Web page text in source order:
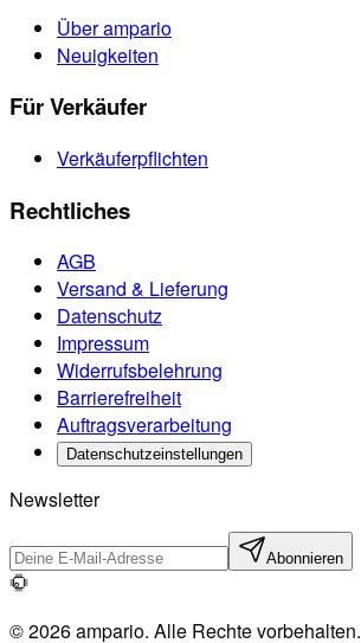
Über ampario
Neuigkeiten
Für Verkäufer
Verkäuferpflichten
Rechtliches
AGB
Versand & Lieferung
Datenschutz
Impressum
Widerrufsbelehrung
Barrierefreiheit
Auftragsverarbeitung
Datenschutzeinstellungen
Newsletter
Abonnieren
© 2026 ampario. Alle Rechte vorbehalten.